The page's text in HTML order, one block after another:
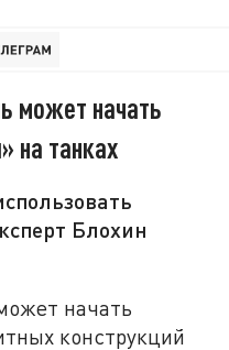
может начать
на танках
Блохин
начать
конструкций